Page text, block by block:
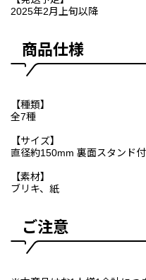
2025年2月上旬以降
商品仕様
【種類】
全7種
【サイズ】
直径約150mm 裏面スタンド
【素材】
ブリキ、紙
ご注意